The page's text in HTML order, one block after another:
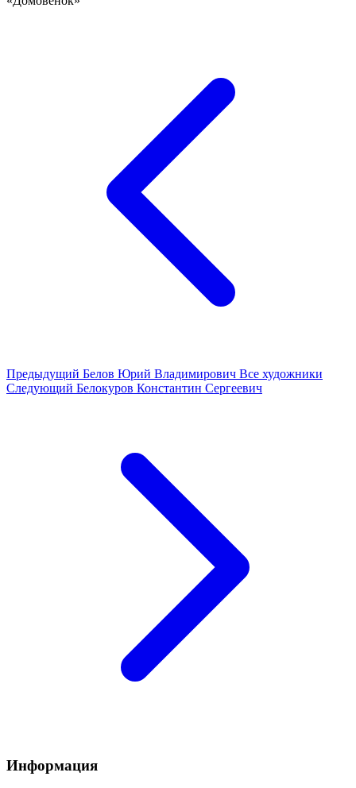
Предыдущий Белов Юрий Владимирович Все художники
Следующий Белокуров Константин Сергеевич
Информация